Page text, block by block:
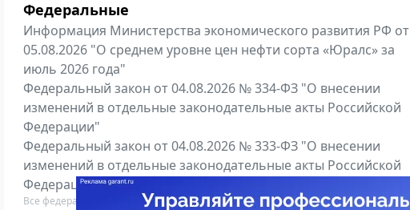
Федеральные
Информация Министерства экономического развития РФ от
05.08.2026 "О среднем уровне цен нефти сорта «Юралс» за
июль 2026 года"
Федеральный закон от 04.08.2026 № 334-ФЗ "О внесении
изменений в отдельные законодательные акты Российской
Федерации"
Федеральный закон от 04.08.2026 № 333-ФЗ "О внесении
изменений в отдельные законодательные акты Российской
Федерации"
Все федеральные документы